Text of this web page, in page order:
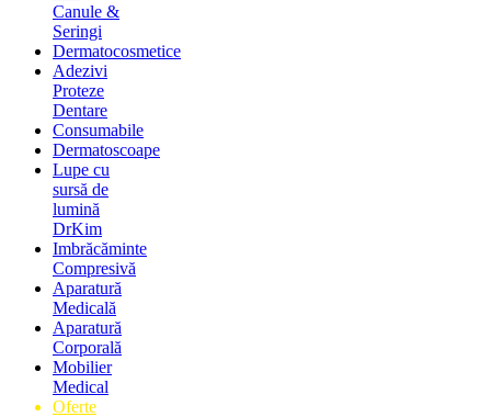
Canule &
Seringi
Dermatocosmetice
Adezivi
Proteze
Dentare
Consumabile
Dermatoscoape
Lupe cu
sursă de
lumină
DrKim
Imbrăcăminte
Compresivă
Aparatură
Medicală
Aparatură
Corporală
Mobilier
Medical
Oferte